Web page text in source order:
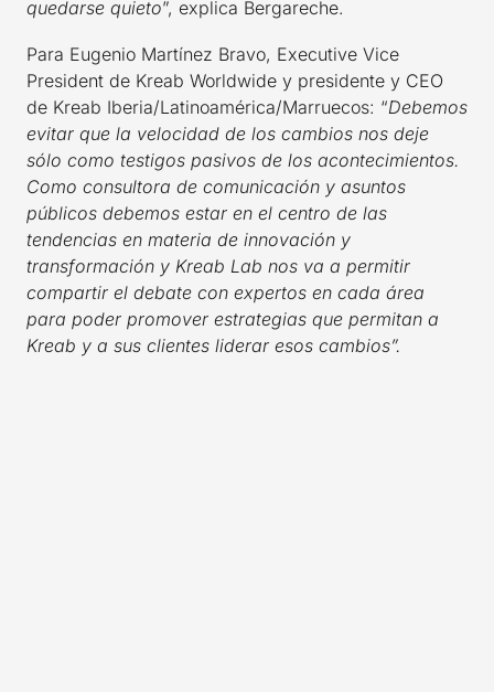
quedarse quieto”, explica Bergareche.
Para Eugenio Martínez Bravo, Executive Vice
President de Kreab Worldwide y presidente y CEO
de Kreab Iberia/Latinoamérica/Marruecos: “Debemos
evitar que la velocidad de los cambios nos deje
sólo como testigos pasivos de los acontecimientos.
Como consultora de comunicación y asuntos
públicos debemos estar en el centro de las
tendencias en materia de innovación y
transformación y Kreab Lab nos va a permitir
compartir el debate con expertos en cada área
para poder promover estrategias que permitan a
Kreab y a sus clientes liderar esos cambios”.